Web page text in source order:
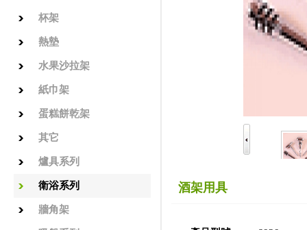
杯架
熱墊
水果沙拉架
紙巾架
蛋糕餅乾架
其它
爐具系列
衛浴系列
牆角架
酒架用具